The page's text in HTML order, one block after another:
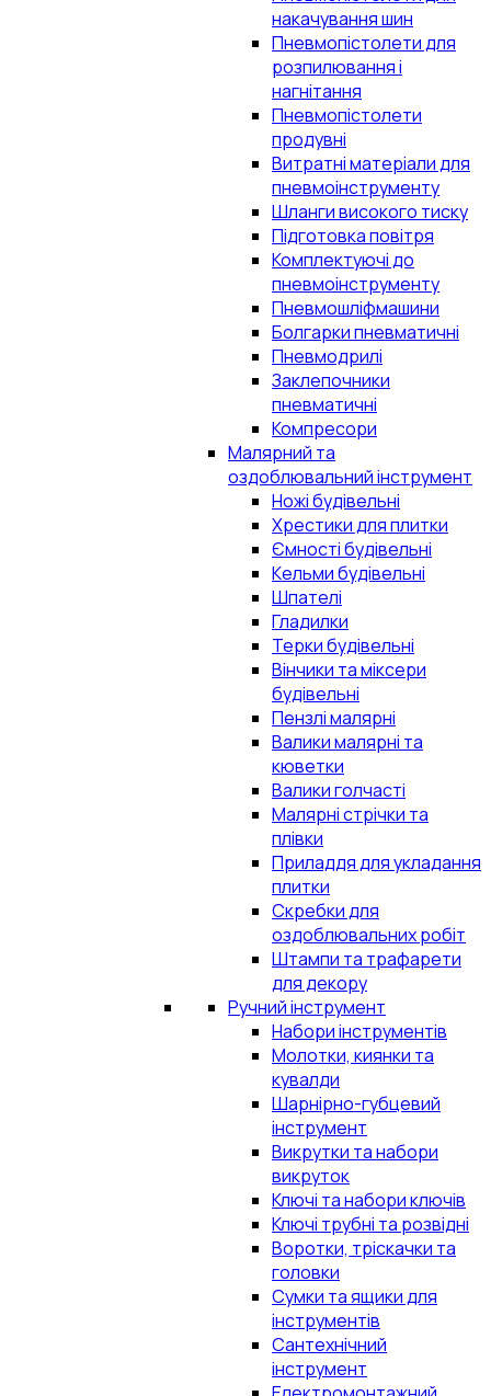
накачування шин
Пневмопістолети для
розпилювання і
нагнітання
Пневмопістолети
продувні
Витратні матеріали для
пневмоінструменту
Шланги високого тиску
Підготовка повітря
Комплектуючі до
пневмоінструменту
Пневмошліфмашини
Болгарки пневматичні
Пневмодрилі
Заклепочники
пневматичні
Компресори
Малярний та
оздоблювальний інструмент
Ножі будівельні
Хрестики для плитки
Ємності будівельні
Кельми будівельні
Шпателі
Гладилки
Терки будівельні
Вінчики та міксери
будівельні
Пензлі малярні
Валики малярні та
кюветки
Валики голчасті
Малярні стрічки та
плівки
Приладдя для укладання
плитки
Скребки для
оздоблювальних робіт
Штампи та трафарети
для декору
Ручний інструмент
Набори інструментів
Молотки, киянки та
кувалди
Шарнірно-губцевий
інструмент
Викрутки та набори
викруток
Ключі та набори ключів
Ключі трубні та розвідні
Воротки, тріскачки та
головки
Сумки та ящики для
інструментів
Сантехнічний
інструмент